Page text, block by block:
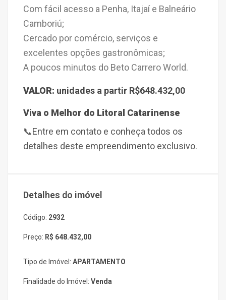
Com fácil acesso a Penha, Itajaí e Balneário
Camboriú;
Cercado por comércio, serviços e
excelentes opções gastronômicas;
A poucos minutos do Beto Carrero World.
VALOR: unidades a partir R$648.432,00
Viva o Melhor do Litoral Catarinense
📞Entre em contato e conheça todos os
detalhes deste empreendimento exclusivo.
Detalhes do imóvel
Código: 2932
Preço: R$ 648.432,00
Tipo de Imóvel: APARTAMENTO
Finalidade do Imóvel: Venda